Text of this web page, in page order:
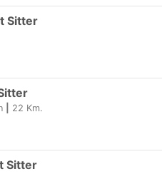
Sitter
22 Km.
Sitter